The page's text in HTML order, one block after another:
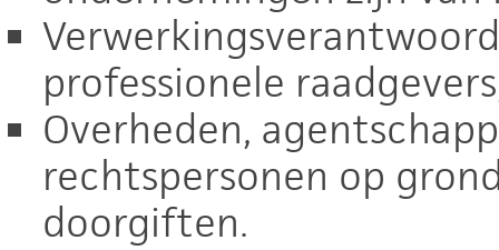
professionele
Overheden,
rechtspersonen op
doorgiften.